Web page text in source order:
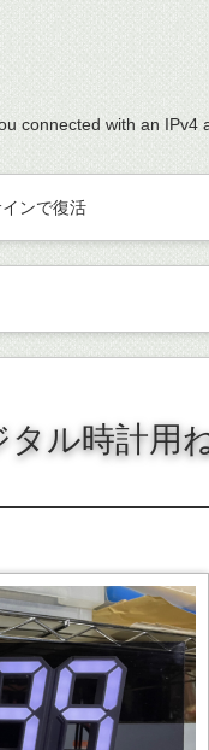
connected with an
インで復活
タル時計用